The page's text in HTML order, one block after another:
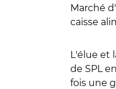
Marché
caisse
L'élue et
de SPL
fois une